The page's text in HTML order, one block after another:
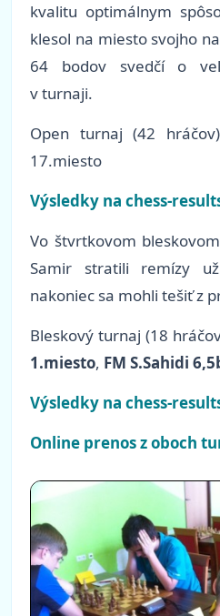
kvalitu optimálnym
klesol na miesto svojho
64 bodov svedčí o
v turnaji.
Open turnaj (42
17.miesto
Výsledky na chess-
Vo štvrtkovom
Samir stratili remízy
nakoniec sa mohli tešiť z
Bleskový turnaj (18
1.miesto, FM S.Sahidi
Výsledky na chess-
Online prenos z oboch